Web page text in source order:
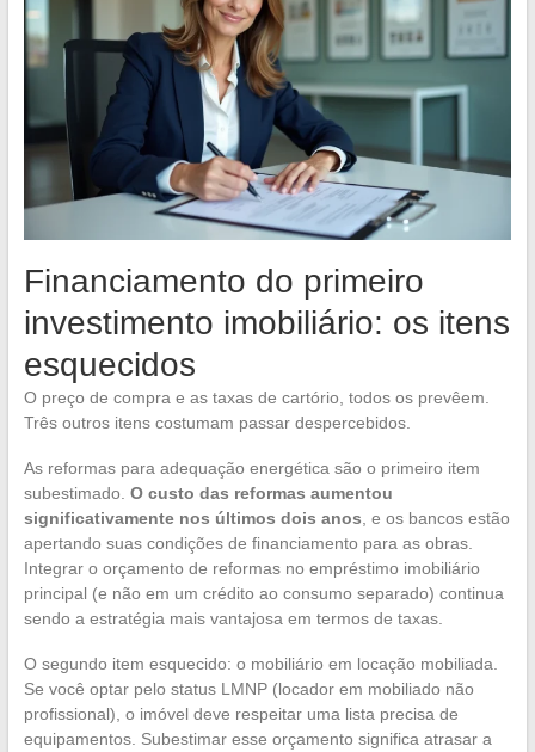
Financiamento do primeiro
investimento imobiliário: os itens
esquecidos
O preço de compra e as taxas de cartório, todos os prevêem.
Três outros itens costumam passar despercebidos.
As reformas para adequação energética são o primeiro item
subestimado. O custo das reformas aumentou
significativamente nos últimos dois anos , e os bancos estão
apertando suas condições de financiamento para as obras.
Integrar o orçamento de reformas no empréstimo imobiliário
principal (e não em um crédito ao consumo separado) continua
sendo a estratégia mais vantajosa em termos de taxas.
O segundo item esquecido: o mobiliário em locação mobiliada.
Se você optar pelo status LMNP (locador em mobiliado não
profissional), o imóvel deve respeitar uma lista precisa de
equipamentos. Subestimar esse orçamento significa atrasar a